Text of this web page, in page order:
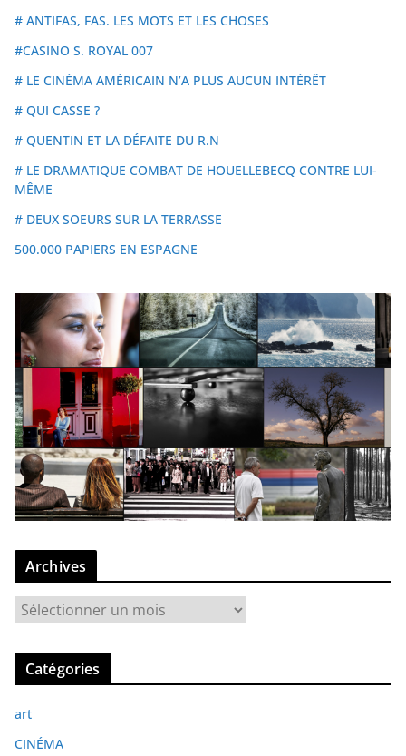
# ANTIFAS, FAS. LES MOTS ET LES CHOSES
#CASINO S. ROYAL 007
# LE CINÉMA AMÉRICAIN N’A PLUS AUCUN INTÉRÊT
# QUI CASSE ?
# QUENTIN ET LA DÉFAITE DU R.N
# LE DRAMATIQUE COMBAT DE HOUELLEBECQ CONTRE LUI-
MÊME
# DEUX SOEURS SUR LA TERRASSE
500.000 PAPIERS EN ESPAGNE
Archives
c
v
e
Catégories
art
CINÉMA